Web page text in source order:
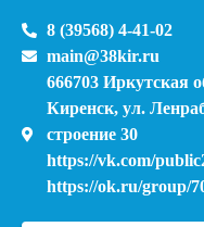
8 (39568) 4-41-02
main@38kir.ru
666703 Иркутская
Киренск, ул.
строение 30
https://vk.com/
https://ok.ru/group/